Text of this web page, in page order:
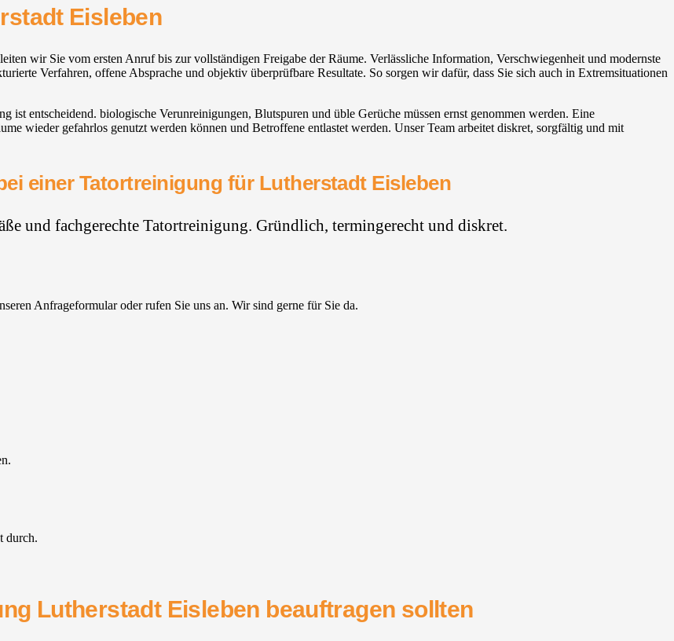
Eisleben
wir Sie vom ersten Anruf bis zur vollständigen Freigabe der Räume. Verlässliche Information, Verschwiegenheit und modernste
Verfahren, offene Absprache und objektiv überprüfbare Resultate. So sorgen wir dafür, dass Sie sich auch in Extremsituationen
ist entscheidend. biologische Verunreinigungen, Blutspuren und üble Gerüche müssen ernst genommen werden. Eine
wieder gefahrlos genutzt werden können und Betroffene entlastet werden. Unser Team arbeitet diskret, sorgfältig und mit
einer Tatortreinigung für Lutherstadt Eisleben
und fachgerechte Tatortreinigung. Gründlich, termingerecht und diskret.
Anfrageformular oder rufen Sie uns an. Wir sind gerne für Sie da.
durch.
Lutherstadt Eisleben beauftragen sollten